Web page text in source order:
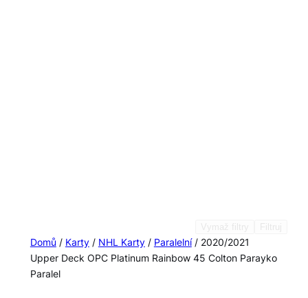
Domů / Karty/ NHL Karty/ Paralelní/ 2020/2021
Upper Deck OPC Platinum Rainbow 45 Colton Parayko
Paralel